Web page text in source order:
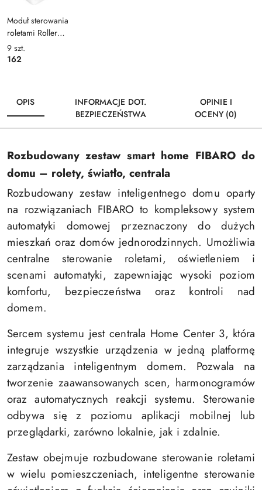
Moduł sterowania
roletami Roller
Shutter 4 FIBARO
FGR-224
9 szt.
162
OPIS
INFORMACJE DOT.
BEZPIECZEŃSTWA
OPINIE I
OCENY (0)
Rozbudowany zestaw smart home FIBARO do
domu – rolety, światło, centrala
Rozbudowany zestaw inteligentnego domu oparty
na rozwiązaniach FIBARO to kompleksowy system
automatyki domowej przeznaczony do dużych
mieszkań oraz domów jednorodzinnych. Umożliwia
centralne sterowanie roletami, oświetleniem i
scenami automatyki, zapewniając wysoki poziom
komfortu, bezpieczeństwa oraz kontroli nad
domem.
Sercem systemu jest centrala Home Center 3, która
integruje wszystkie urządzenia w jedną platformę
zarządzania inteligentnym domem. Pozwala na
tworzenie zaawansowanych scen, harmonogramów
oraz automatycznych reakcji systemu. Sterowanie
odbywa się z poziomu aplikacji mobilnej lub
przeglądarki, zarówno lokalnie, jak i zdalnie.
Zestaw obejmuje rozbudowane sterowanie roletami
w wielu pomieszczeniach, inteligentne sterowanie